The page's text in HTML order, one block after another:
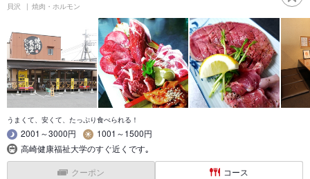
貝沢 焼肉・ホルモン
うまくて、安くて、たっぷり食べられる！
2001～3000円
1001～1500円
高崎健康福祉大学のすぐ近くです｡
クーポン コース